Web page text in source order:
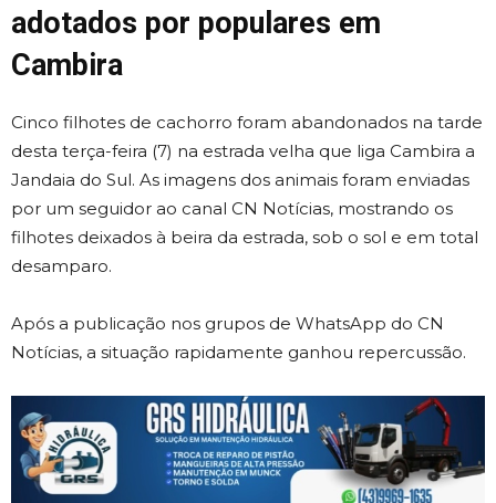
adotados por populares em
Cambira
Cinco filhotes de cachorro foram abandonados na tarde
desta terça-feira (7) na estrada velha que liga Cambira a
Jandaia do Sul. As imagens dos animais foram enviadas
por um seguidor ao canal CN Notícias, mostrando os
filhotes deixados à beira da estrada, sob o sol e em total
desamparo.
Após a publicação nos grupos de WhatsApp do CN
Notícias, a situação rapidamente ganhou repercussão.